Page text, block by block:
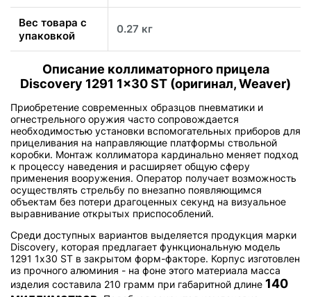
Вес товара с
упаковкой
0.27 кг
Описание коллиматорного прицела
Discovery 1291 1x30 ST (оригинал, Weaver)
Приобретение современных образцов пневматики и
огнестрельного оружия часто сопровождается
необходимостью установки вспомогательных приборов для
прицеливания на направляющие платформы ствольной
коробки. Монтаж коллиматора кардинально меняет подход
к процессу наведения и расширяет общую сферу
применения вооружения. Оператор получает возможность
осуществлять стрельбу по внезапно появляющимся
объектам без потери драгоценных секунд на визуальное
выравнивание открытых приспособлений.
Среди доступных вариантов выделяется продукция марки
Discovery, которая предлагает функциональную модель
1291 1x30 ST в закрытом форм-факторе. Корпус изготовлен
из прочного алюминия - на фоне этого материала масса
изделия составила 210 грамм при габаритной длине 140